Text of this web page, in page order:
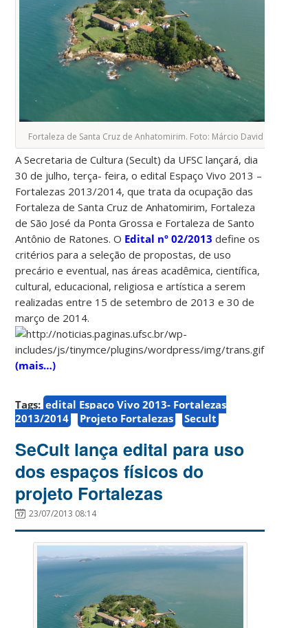
Fortaleza de Santa Cruz de Anhatomirim. Foto: Márcio David
A Secretaria de Cultura (Secult) da UFSC lançará, dia
30 de julho, terça- feira, o edital Espaço Vivo 2013 –
Fortalezas 2013/2014, que trata da ocupação das
Fortaleza de Santa Cruz de Anhatomirim, Fortaleza
de São José da Ponta Grossa e Fortaleza de Santo
Antônio de Ratones. O Edital nº 02/2013 define os
critérios para a seleção de propostas, de uso
precário e eventual, nas áreas acadêmica, científica,
cultural, educacional, religiosa e artística a serem
realizadas entre 15 de setembro de 2013 e 30 de
março de 2014.
(mais…)
Tags: edital Espaço Vivo 2013- Fortalezas
2013/2014
Projeto Fortalezas Secult
SeCult lança edital para uso
dos espaços físicos do
projeto Fortalezas
23/07/2013 08:14